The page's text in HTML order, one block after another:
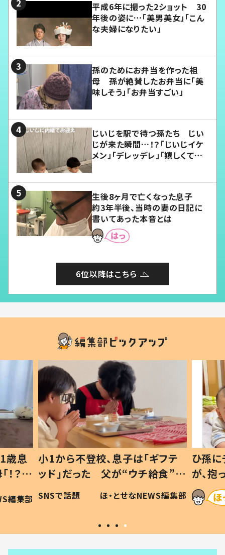
平成6年に撮った2ショット 30
年後の姿に…「美男美女」「こん
な夫婦になりたい」
孫のためにお弁当を作った祖
母 孫が絶賛したお弁当に「美
味しそう」「お弁当すごい」
じいじを駅で待つ孫たち じい
じが来た瞬間…！？「じいじイケ
メン」「デレッデレ」「嬉しくて可
生後8ヶ月で亡くなった息子
約3年半後、当時の妻の日記に
書いてあった本音とは
6位以降はこちら
歳息
？」
編集部
小1から不登校、息子は「ギフテ
ッド」だった 父が“ウチ給食”を
作り続ける理由とは #令和の親
#令和の子
SNSで話題 ほ・とせなNEWS編集部
ひ孫
が、
「涙が
い」